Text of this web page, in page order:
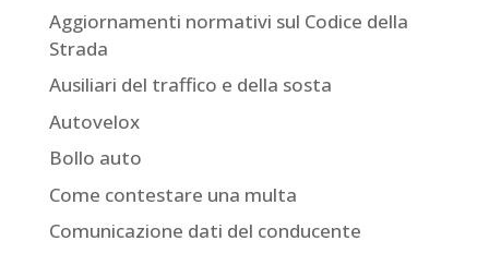
Aggiornamenti normativi sul Codice della
Strada
Ausiliari del traffico e della sosta
Autovelox
Bollo auto
Come contestare una multa
Comunicazione dati del conducente